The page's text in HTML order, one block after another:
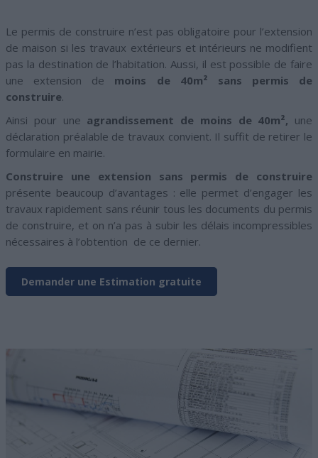
Le permis de construire n’est pas obligatoire pour l’extension
de maison si les travaux extérieurs et intérieurs ne modifient
pas la destination de l’habitation. Aussi, il est possible de faire
une extension de moins de 40m² sans permis de
construire.
Ainsi pour une agrandissement de moins de 40m², une
déclaration préalable de travaux convient. Il suffit de retirer le
formulaire en mairie.
Construire une extension sans permis de construire
présente beaucoup d’avantages : elle permet d’engager les
travaux rapidement sans réunir tous les documents du permis
de construire, et on n’a pas à subir les délais incompressibles
nécessaires à l’obtention de ce dernier.
Demander une Estimation gratuite